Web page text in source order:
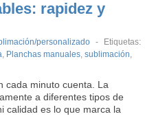
rapidez y
personalizado -
Etiquetas:
, Planchas manuales, sublimación,
cada minuto cuenta. La
a diferentes tipos de
calidad es lo que marca la